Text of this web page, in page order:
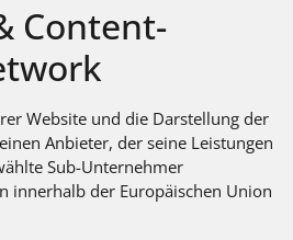
Content-
Website und die Darstellung der
Anbieter, der seine Leistungen
Sub-Unternehmer
innerhalb der Europäischen Union